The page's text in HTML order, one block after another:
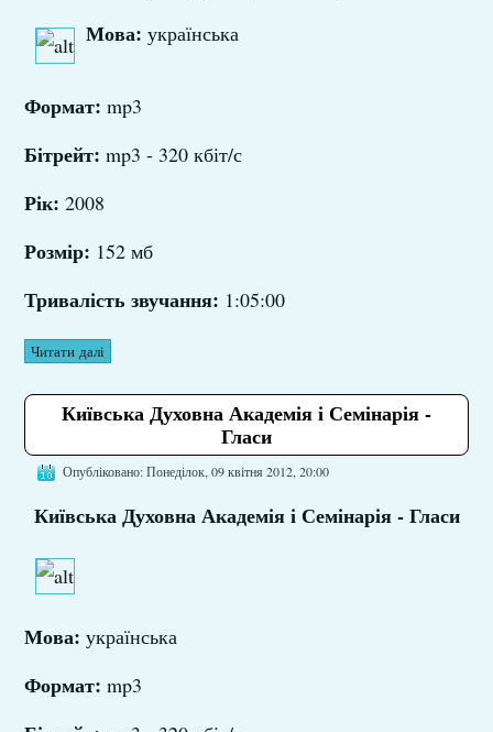
Мова: українська
Формат:mp3
Бітрейт: mp3 - 320 кбіт/с
Рік: 2008
Розмір: 152 мб
Тривалість звучання: 1:05:00
Читати далі
Київська Духовна Академія і Семінарія -
Гласи
Опубліковано: Понеділок, 09 квітня 2012, 20:00
Київська Духовна Академія і Семінарія - Гласи
Мова: українська
Формат:mp3